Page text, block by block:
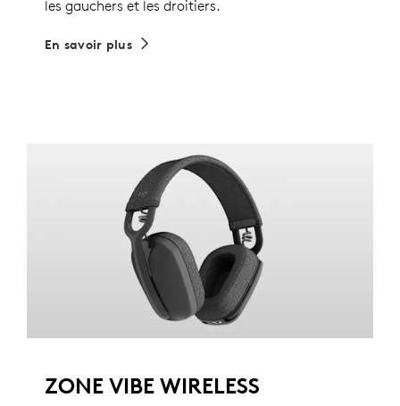
les gauchers et les droitiers.
En savoir plus
ZONE VIBE WIRELESS